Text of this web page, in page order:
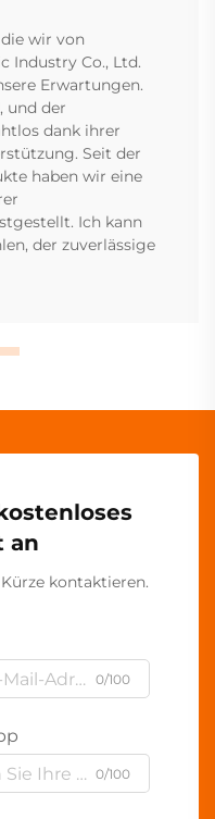
wir von
Industry Co., Ltd.
Erwartungen.
und der
dank ihrer
Seit der
haben wir eine
Ich kann
der zuverlässige
an
kontaktieren.
0/100
0/100